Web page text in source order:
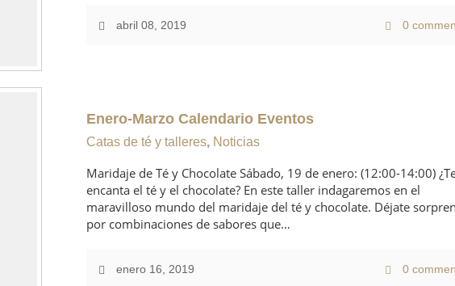
abril 08, 2019 0
Enero-Marzo Calendario Eventos
Catas de té y talleres, Noticias
Maridaje de Té y Chocolate Sábado, 19 de enero: (12:00-14:00)
encanta el té y el chocolate? En este taller indagaremos en el
maravilloso mundo del maridaje del té y chocolate. Déjate
por combinaciones de sabores que…
enero 16, 2019 0